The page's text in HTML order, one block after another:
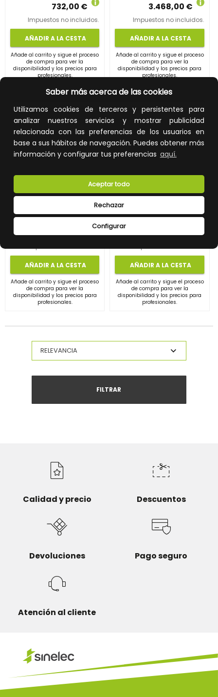
Saber más acerca de las cookies
Utilizamos cookies de terceros y persistentes para
analizar nuestros servicios y mostrar publicidad
relacionada con las preferencias de los usuarios en
base a sus hábitos de navegación. Puedes obtener más
información y configurar tus preferencias aquí.
Configurar
Rechazar
Aceptar todo
732,00 €
Impuestos no incluidos.
AÑADIR A LA CESTA
Añade al carrito y sigue el proceso
de compra para ver la
disponibilidad y los precios para
profesionales.
3.468,00 €
Impuestos no incluidos.
AÑADIR A LA CESTA
Añade al carrito y sigue el proceso
de compra para ver la
disponibilidad y los precios para
profesionales.
EcoFlow PowerOcean 10kW – Inversor Solar Trifásico, 2 MPPT, Conectividad WiFi/LAN, Back-Up
REF:5008601016
2.102,00 €
AÑADIR A LA CESTA
Añade al carrito y sigue el proceso
de compra para ver la
disponibilidad y los precios para
profesionales.
EcoFlow PowerOcean PV Storage Converter 5kW – Convertidor para Sistemas de Almacenamiento Solar
REF:5012701002
1.530,00 €
AÑADIR A LA CESTA
Añade al carrito y sigue el proceso
de compra para ver la
disponibilidad y los precios para
profesionales.
FILTRAR
Calidad y precio Descuentos
Devoluciones Pago seguro
Atención al cliente